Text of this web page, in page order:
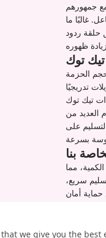
غالبًا ما
حلقة ردود
توك
الحزمة
تدريجيًا
العديد من
على
بنا
مما
سريع،
أمان
توك
الدفع،
we give you the best